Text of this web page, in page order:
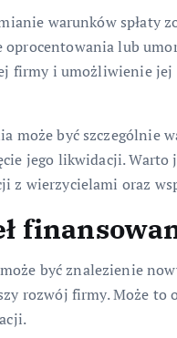
warunków spłaty
lub
firmy i umożliwienie jej
może być szczególnie
jego likwidacji. Warto
z wierzycielami oraz
być znalezienie
rozwój firmy. Może to